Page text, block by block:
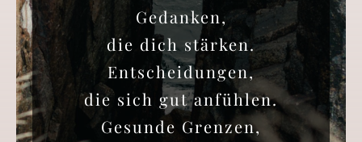
Gedanken,
die dich stärken.
Entscheidungen,
die sich gut anfühlen.
Gesunde Grenzen,